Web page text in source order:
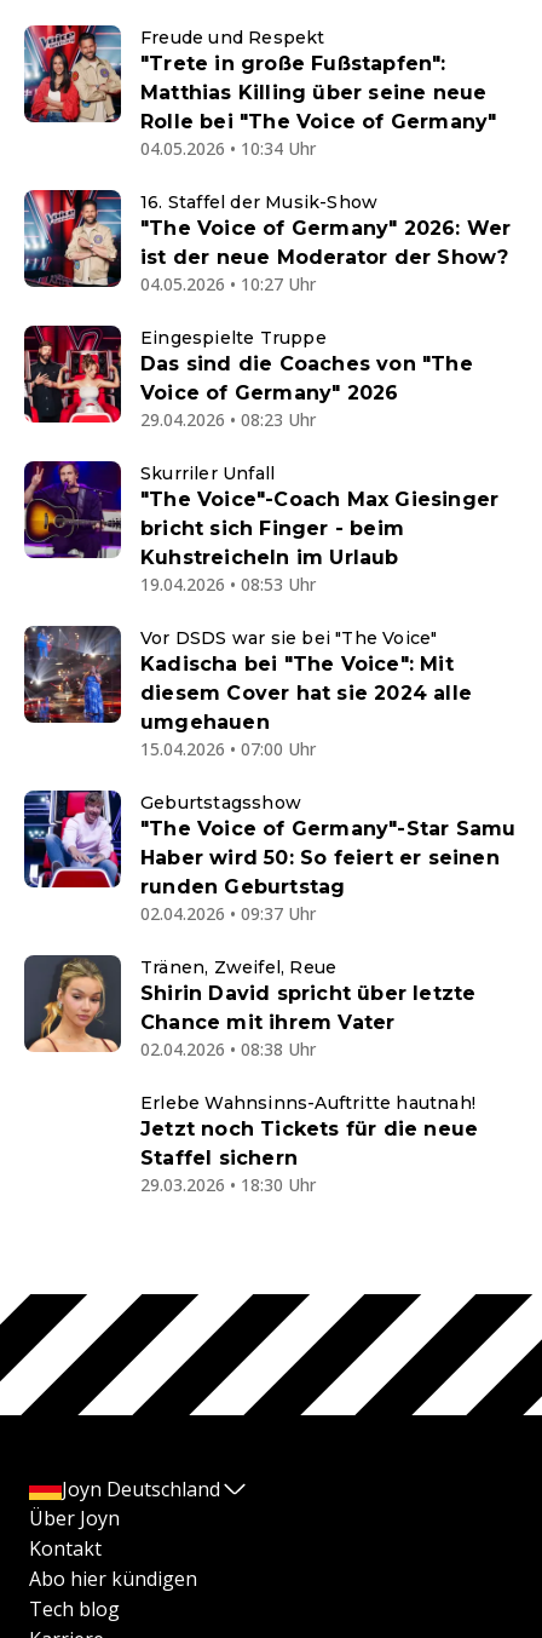
Freude und Respekt
"Trete in große Fußstapfen":
Matthias Killing über seine neue
Rolle bei "The Voice of Germany"
04.05.2026 • 10:34 Uhr
16. Staffel der Musik-Show
"The Voice of Germany" 2026: Wer
ist der neue Moderator der Show?
04.05.2026 • 10:27 Uhr
Eingespielte Truppe
Das sind die Coaches von "The
Voice of Germany" 2026
29.04.2026 • 08:23 Uhr
Skurriler Unfall
"The Voice"-Coach Max Giesinger
bricht sich Finger - beim
Kuhstreicheln im Urlaub
19.04.2026 • 08:53 Uhr
Vor DSDS war sie bei "The Voice"
Kadischa bei "The Voice": Mit
diesem Cover hat sie 2024 alle
umgehauen
15.04.2026 • 07:00 Uhr
Geburtstagsshow
"The Voice of Germany"-Star Samu
Haber wird 50: So feiert er seinen
runden Geburtstag
02.04.2026 • 09:37 Uhr
Tränen, Zweifel, Reue
Shirin David spricht über letzte
Chance mit ihrem Vater
02.04.2026 • 08:38 Uhr
Erlebe Wahnsinns-Auftritte hautnah!
Jetzt noch Tickets für die neue
Staffel sichern
29.03.2026 • 18:30 Uhr
Joyn Deutschland
Über Joyn
Kontakt
Abo hier kündigen
Tech blog